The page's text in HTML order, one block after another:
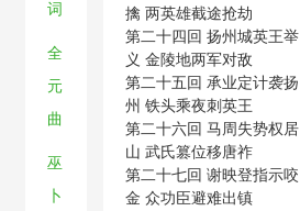
词
全
元
曲
巫
卜
擒 两英雄截途抢劫
第二十四回 扬州城英王举
义 金陵地两军对敌
第二十五回 承业定计袭扬
州 铁头乘夜刺英王
第二十六回 马周失势权居
山 武氏篡位移唐祚
第二十七回 谢映登指示咬
金 众功臣避难出镇